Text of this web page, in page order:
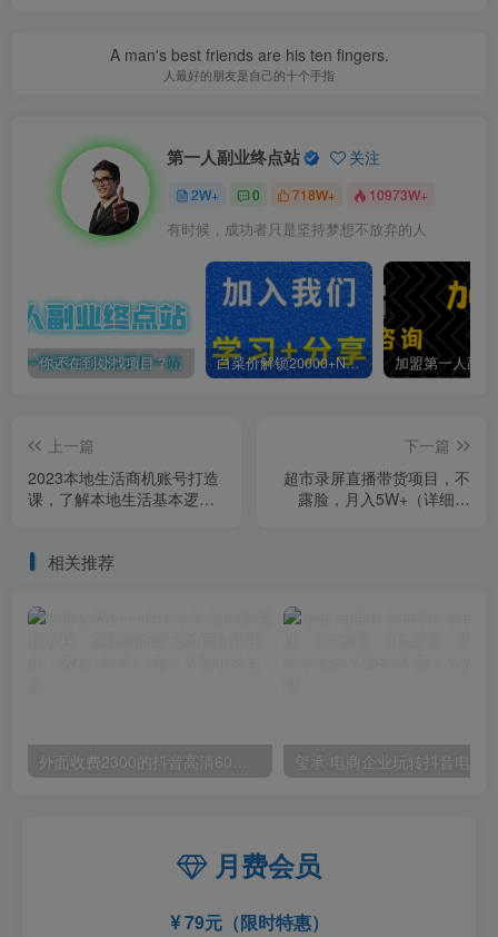
A man's best friends are his ten fingers.
人最好的朋友是自己的十个手指
第一人副业终点站 关注
2W+ 0 718W+ 10973W+
有时候，成功者只是坚持梦想不放弃的人
你还在到处找项目？还在当韭菜？我靠卖项目一个月收入5万+，曾经我也是个失败者。 白菜价解锁20000+N个赚钱机会，加入第一人副业终点站会员，全站资源免费学习。
上一篇
2023本地生活商机账号打造
课，​了解本地生活基本逻
下一篇
超市录屏直播带货项目，不
露脸，月入5W+（详细拆
相关推荐
外面收费2300的抖音高清60帧视频教程，保证你能学会如何制作视频（教程+插件）
月费会员
79元（限时特惠）